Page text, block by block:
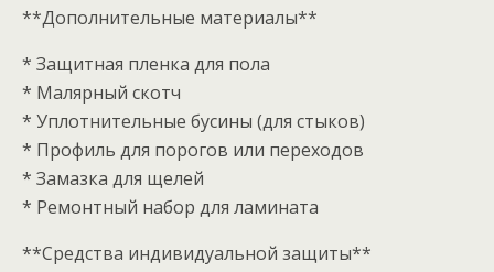
**Дополнительные материалы**
* Защитная пленка для пола
* Малярный скотч
* Уплотнительные бусины (для стыков)
* Профиль для порогов или переходов
* Замазка для щелей
* Ремонтный набор для ламината
**Средства индивидуальной защиты**